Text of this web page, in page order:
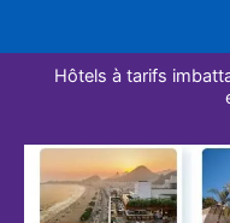
Hôtels à tarifs